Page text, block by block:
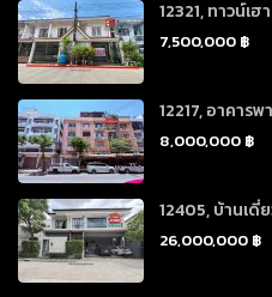
12321, ทาวน์เ
7,500,000 ฿
12217, อาคาร
8,000,000 ฿
12405, บ้านเดี่
26,000,000 ฿